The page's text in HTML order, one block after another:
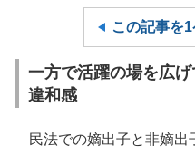
この記事を
一方で活躍の場を広
違和感
民法での嫡出子と非嫡出